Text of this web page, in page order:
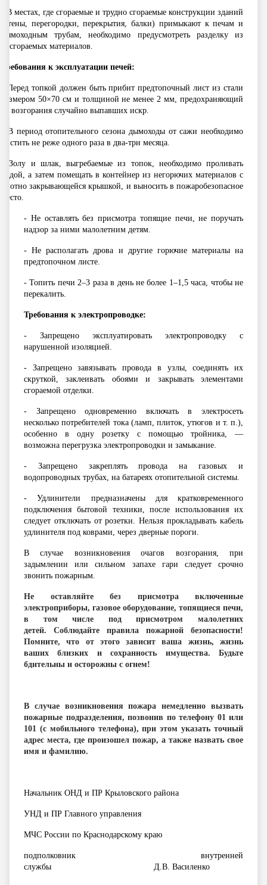
- В местах, где сгораемые и трудно сгораемые конструкции зданий
(стены, перегородки, перекрытия, балки) примыкают к печам и
дымоходным трубам, необходимо предусмотреть разделку из
несгораемых материалов.
Требования к эксплуатации печей:
- Перед топкой должен быть прибит предтопочный лист из стали
размером 50×70 см и толщиной не менее 2 мм, предохраняющий
от возгорания случайно выпавших искр.
- В период отопительного сезона дымоходы от сажи необходимо
чистить не реже одного раза в два-три месяца.
- Золу и шлак, выгребаемые из топок, необходимо проливать
водой, а затем помещать в контейнер из негорючих материалов с
плотно закрывающейся крышкой, и выносить в пожаробезопасное
место.
- Не оставлять без присмотра топящие печи, не поручать
надзор за ними малолетним детям.
- Не располагать дрова и другие горючие материалы на
предтопочном листе.
- Топить печи 2–3 раза в день не более 1–1,5 часа, чтобы не
перекалить.
Требования к электропроводке:
- Запрещено эксплуатировать электропроводку с
нарушенной изоляцией.
- Запрещено завязывать провода в узлы, соединять их
скруткой, заклеивать обоями и закрывать элементами
сгораемой отделки.
- Запрещено одновременно включать в электросеть
несколько потребителей тока (ламп, плиток, утюгов и т. п.),
особенно в одну розетку с помощью тройника, —
возможна перегрузка электропроводки и замыкание.
- Запрещено закреплять провода на газовых и
водопроводных трубах, на батареях отопительной системы.
- Удлинители предназначены для кратковременного
подключения бытовой техники, после использования их
следует отключать от розетки. Нельзя прокладывать кабель
удлинителя под коврами, через дверные пороги.
В случае возникновения очагов возгорания, при
задымлении или сильном запахе гари следует срочно
звонить пожарным.
Не оставляйте без присмотра включенные
электроприборы, газовое оборудование, топящиеся печи,
в том числе под присмотром малолетних
детей. Соблюдайте правила пожарной безопасности!
Помните, что от этого зависит ваша жизнь, жизнь
ваших близких и сохранность имущества. Будьте
бдительны и осторожны с огнем!
В случае возникновения пожара немедленно вызвать
пожарные подразделения, позвонив по телефону 01 или
101 (с мобильного телефона), при этом указать точный
адрес места, где произошел пожар, а также назвать свое
имя и фамилию.
Начальник ОНД и ПР Крыловского района
УНД и ПР Главного управления
МЧС России по Краснодарскому краю
подполковник внутренней
службы Д.В. Василенко